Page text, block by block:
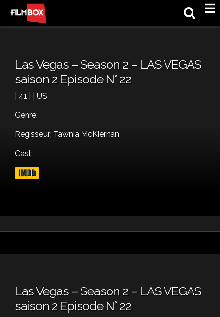
Las Vegas – Season 2 – LAS VEGAS
saison 2 Episode N° 22
| 41 | | US
Genre:
Regisseur: Tawnia McKiernan
Cast:
Las Vegas – Season 2 – LAS VEGAS
saison 2 Episode N° 22